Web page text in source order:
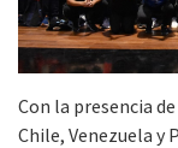
Con la presencia
Chile, Venezuela y